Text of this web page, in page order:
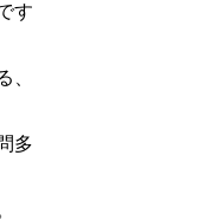
す
、
多